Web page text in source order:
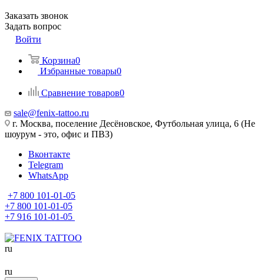
Заказать звонок
Задать вопрос
Войти
Корзина0
Избранные товары0
Сравнение товаров0
sale@fenix-tattoo.ru
г. Москва, поселение Десёновское, Футбольная улица, 6 (Не
шоурум - это, офис и ПВЗ)
Вконтакте
Telegram
WhatsApp
+7 800 101-01-05
+7 800 101-01-05
+7 916 101-01-05
ru
ru